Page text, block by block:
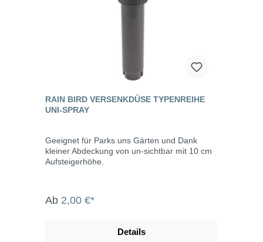
RAIN BIRD VERSENKDÜSE TYPENREIHE
UNI-SPRAY
Geeignet für Parks uns Gärten und Dank
kleiner Abdeckung von un-sichtbar mit 10 cm
Aufsteigerhöhe.
Ab 2,00 €*
Details